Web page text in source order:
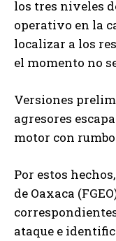
los tres niveles
operativo en la
localizar a los
el momento no
Versiones
agresores
motor con
Por estos
de Oaxaca
ataque e